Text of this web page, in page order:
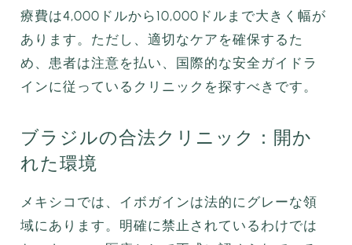
療費は4,000ドルから10,000ドルまで大きく幅が
あります。ただし、適切なケアを確保するた
め、患者は注意を払い、国際的な安全ガイドラ
インに従っているクリニックを探すべきです。
ブラジルの合法クリニック：開か
れた環境
メキシコでは、イボガインは法的にグレーな領
域にあります。明確に禁止されているわけでは